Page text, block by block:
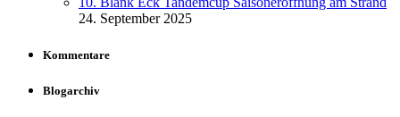
24. September 2025
Kommentare
Blogarchiv